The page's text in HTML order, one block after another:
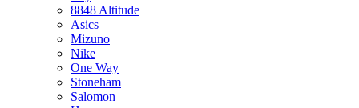
8848 Altitude
Asics
Mizuno
Nike
One Way
Stoneham
Salomon